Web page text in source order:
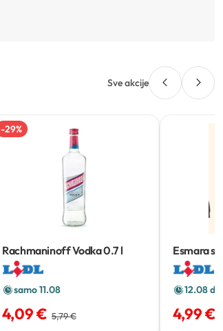
Sve akcije
-29%
Rachmaninoff Vodka0.7 l
samo 11.08
4,09 € 5,79 €
Esmara
12.08
4,99 €